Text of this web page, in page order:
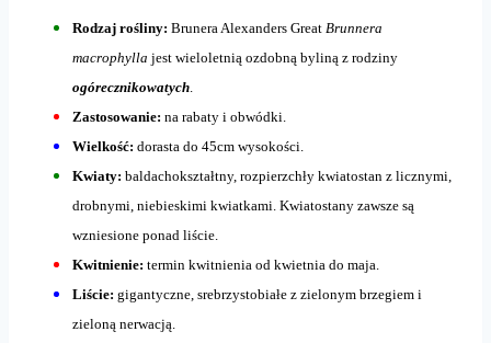
Rodzaj rośliny: Brunera Alexanders Great Brunnera
macrophylla jest wieloletnią ozdobną byliną z rodziny
ogórecznikowatych
Zastosowanie: na rabaty i obwódki.
Wielkość: dorasta do 45cm wysokości.
Kwiaty: baldachokształtny, rozpierzchły kwiatostan z licznymi,
drobnymi, niebieskimi kwiatkami. Kwiatostany zawsze są
wzniesione ponad liście.
Kwitnienie: termin kwitnienia od kwietnia do maja.
Liście: gigantyczne, srebrzystobiałe z zielonym brzegiem i
zieloną nerwacją.